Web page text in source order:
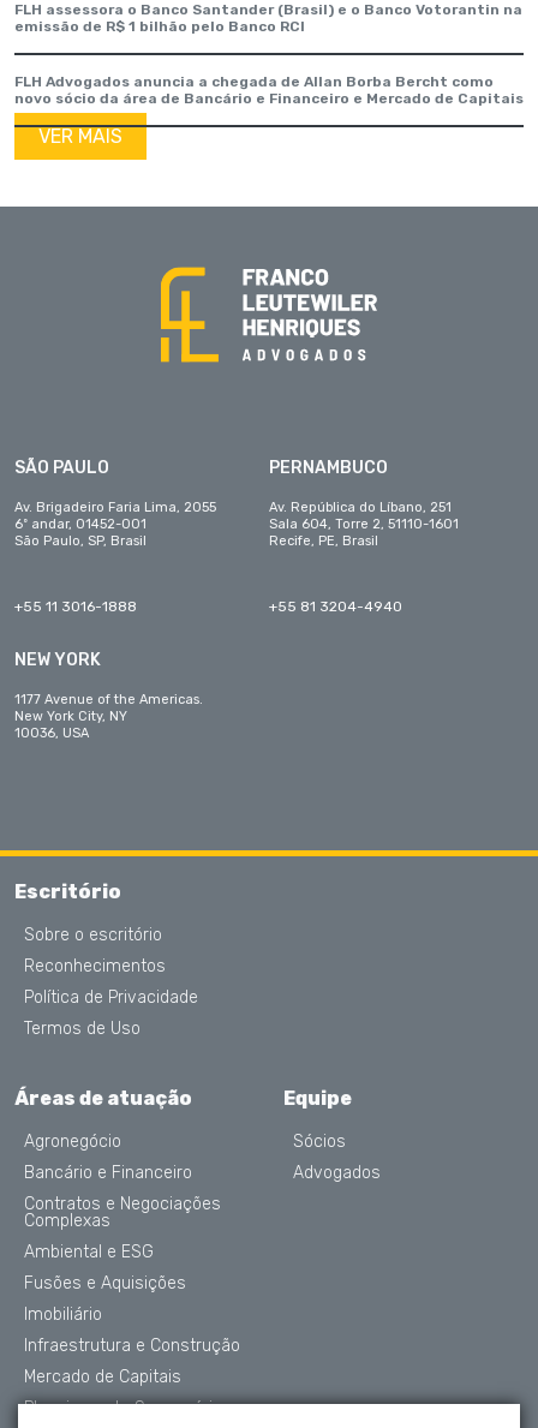
FLH assessora o Banco Santander (Brasil) e o Banco Votorantin na
emissão de R$ 1 bilhão pelo Banco RCI
FLH Advogados anuncia a chegada de Allan Borba Bercht como
novo sócio da área de Bancário e Financeiro e Mercado de Capitais
VER MAIS
SÃO PAULO
Av. Brigadeiro Faria Lima, 2055
6º andar, 01452-001
São Paulo, SP, Brasil
+55 11 3016-1888
PERNAMBUCO
Av. República do Líbano, 251
Sala 604, Torre 2, 51110-1601
Recife, PE, Brasil
+55 81 3204-4940
NEW YORK
1177 Avenue of the Americas.
New York City, NY
10036, USA
Escritório
Sobre o escritório
Reconhecimentos
Política de Privacidade
Termos de Uso
Áreas de atuação
Agronegócio
Bancário e Financeiro
Contratos e Negociações
Complexas
Ambiental e ESG
Fusões e Aquisições
Imobiliário
Infraestrutura e Construção
Mercado de Capitais
Planejamento Sucessório
Equipe
Sócios
Advogados